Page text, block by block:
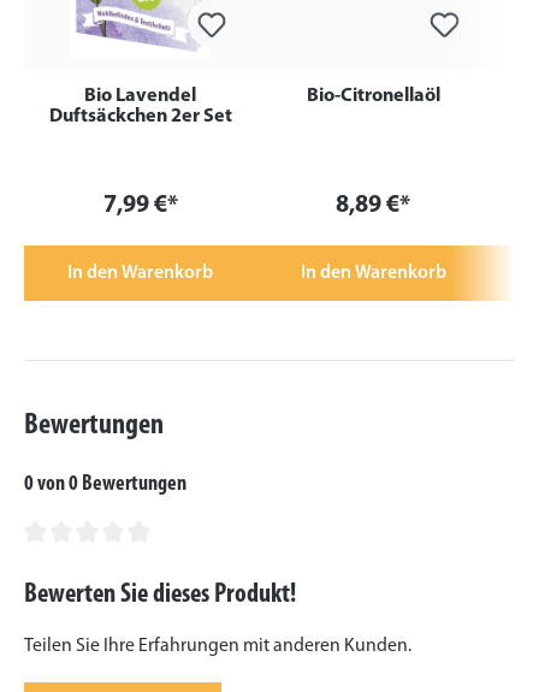
Bio Lavendel
Duftsäckchen 2er Set
7,99 €*
In den Warenkorb
Bio-Citronellaöl
8,89 €*
In den Warenkorb
Bewertungen
0 von 0 Bewertungen
Bewerten Sie dieses Produkt!
Teilen Sie Ihre Erfahrungen mit anderen Kunden.